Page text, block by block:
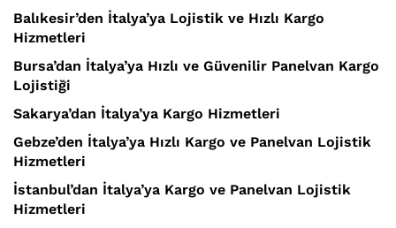
Balıkesir’den İtalya’ya Lojistik ve Hızlı Kargo
Hizmetleri
Bursa’dan İtalya’ya Hızlı ve Güvenilir Panelvan Kargo
Lojistiği
Sakarya’dan İtalya’ya Kargo Hizmetleri
Gebze’den İtalya’ya Hızlı Kargo ve Panelvan Lojistik
Hizmetleri
İstanbul’dan İtalya’ya Kargo ve Panelvan Lojistik
Hizmetleri